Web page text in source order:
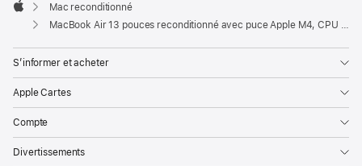
Apple
Mac reconditionné
MacBook Air 13 pouces reconditionné avec puce Apple M4, CPU 10 cœurs et GPU 10 cœurs – Minuit
S’informer et acheter
Apple Cartes
Compte
Divertissements